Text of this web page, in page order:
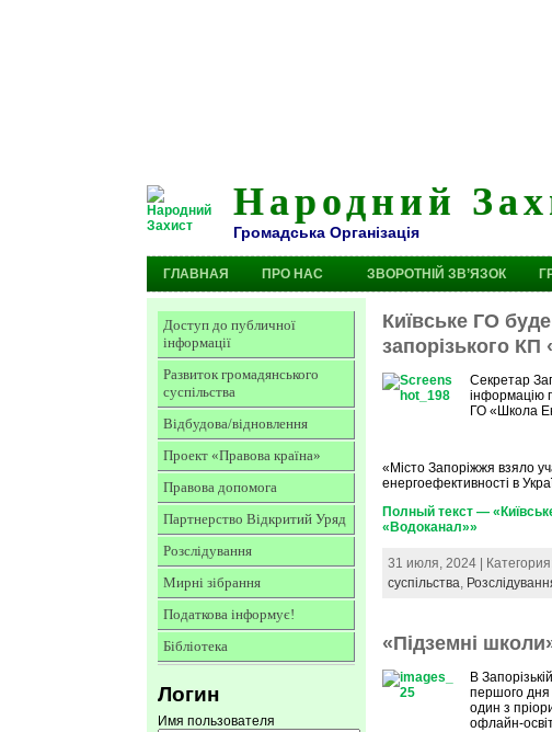
Народний
Громадська Організація
ГЛАВНАЯ ПРО НАС ЗВОРОТНІЙ ЗВ’ЯЗОК
Доступ до публичної
інформації
Развиток громадянського
суспільства
Відбудова/відновлення
Проект «Правова країна»
Правова допомога
Партнерство Відкритий Уряд
Розслідування
Мирні зібрання
Податкова інформує!
Бібліотека
Логин
Имя пользователя
Київське ГО
запорізького
Секретар
інформацію
ГО «Школа
«Місто Запоріжжя взяло
енергоефективності в
Полный текст —
«Водоканал»»
31 июля, 2024 |
суспільства,
«Підземні
В
першого дня
один з
офлайн-